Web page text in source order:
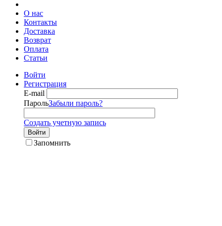
О нас
Контакты
Доставка
Возврат
Оплата
Статьи
Войти
Регистрация
E-mail
ПарольЗабыли пароль?
Создать учетную запись
Войти
Запомнить